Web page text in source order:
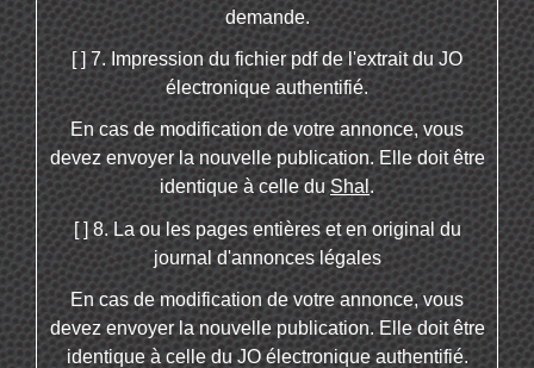
demande.
[ ] 7. Impression du fichier pdf de l'extrait du JO
électronique authentifié.
En cas de modification de votre annonce, vous
devez envoyer la nouvelle publication. Elle doit être
identique à celle duShal.
[ ] 8. La ou les pages entières et en original du
journal d'annonces légales
En cas de modification de votre annonce, vous
devez envoyer la nouvelle publication. Elle doit être
identique à celle du JO électronique authentifié.